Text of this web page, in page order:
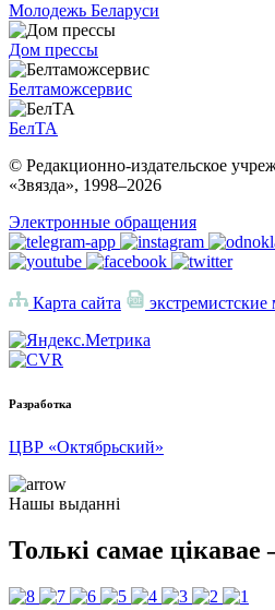
Молодежь Беларуси
Дом прессы
Белтаможсервис
БелТА
© Редакционно-издательское
«Звязда», 1998–2026
Электронные обращения
Карта сайта
Разработка
ЦВР «Октябрьский»
Нашы выданні
Толькі самае